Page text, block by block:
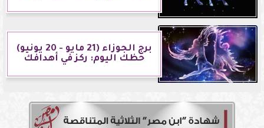
برج الجوزاء (21 مايو - 20 يونيو)
حظك اليوم: ركز في أهدافك